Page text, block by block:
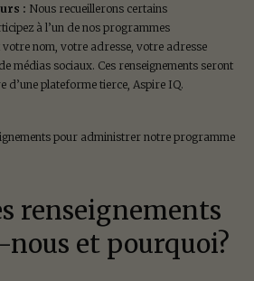
: Nous recueillerons certains
à l’un de nos programmes
nom, votre adresse, votre adresse
médias sociaux. Ces renseignements seront
d’une plateforme tierce, Aspire IQ.
pour administrer notre programme
renseignements
et pourquoi?